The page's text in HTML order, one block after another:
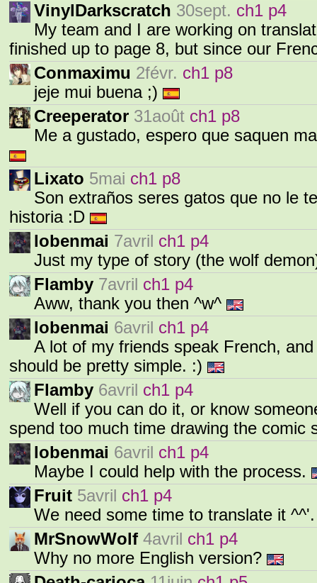
VinylDarkscratch 30sept. ch1 p4
My team and I are working on
finished up to page 8, but since our
Conmaximu 2févr. ch1 p8
jeje mui buena ;)
Creeperator 31août ch1 p8
Me a gustado, espero que saquen
Lixato 5mai ch1 p8
Son extraños seres gatos que no le
historia :D
lobenmai 7avril ch1 p4
Just my type of story (the wolf
Flamby 7avril ch1 p4
Aww, thank you then ^w^
lobenmai 6avril ch1 p4
A lot of my friends speak French,
should be pretty simple. :)
Flamby 6avril ch1 p4
Well if you can do it, or know
spend too much time drawing the comic
lobenmai 6avril ch1 p4
Maybe I could help with the process.
Fruit 5avril ch1 p4
We need some time to translate it
MrSnowWolf 4avril ch1 p4
Why no more English version?